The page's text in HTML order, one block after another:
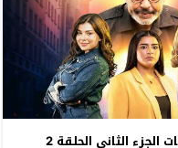
الثاني الحلقة 2